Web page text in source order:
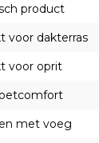
product
voor dakterras
voor oprit
met voeg